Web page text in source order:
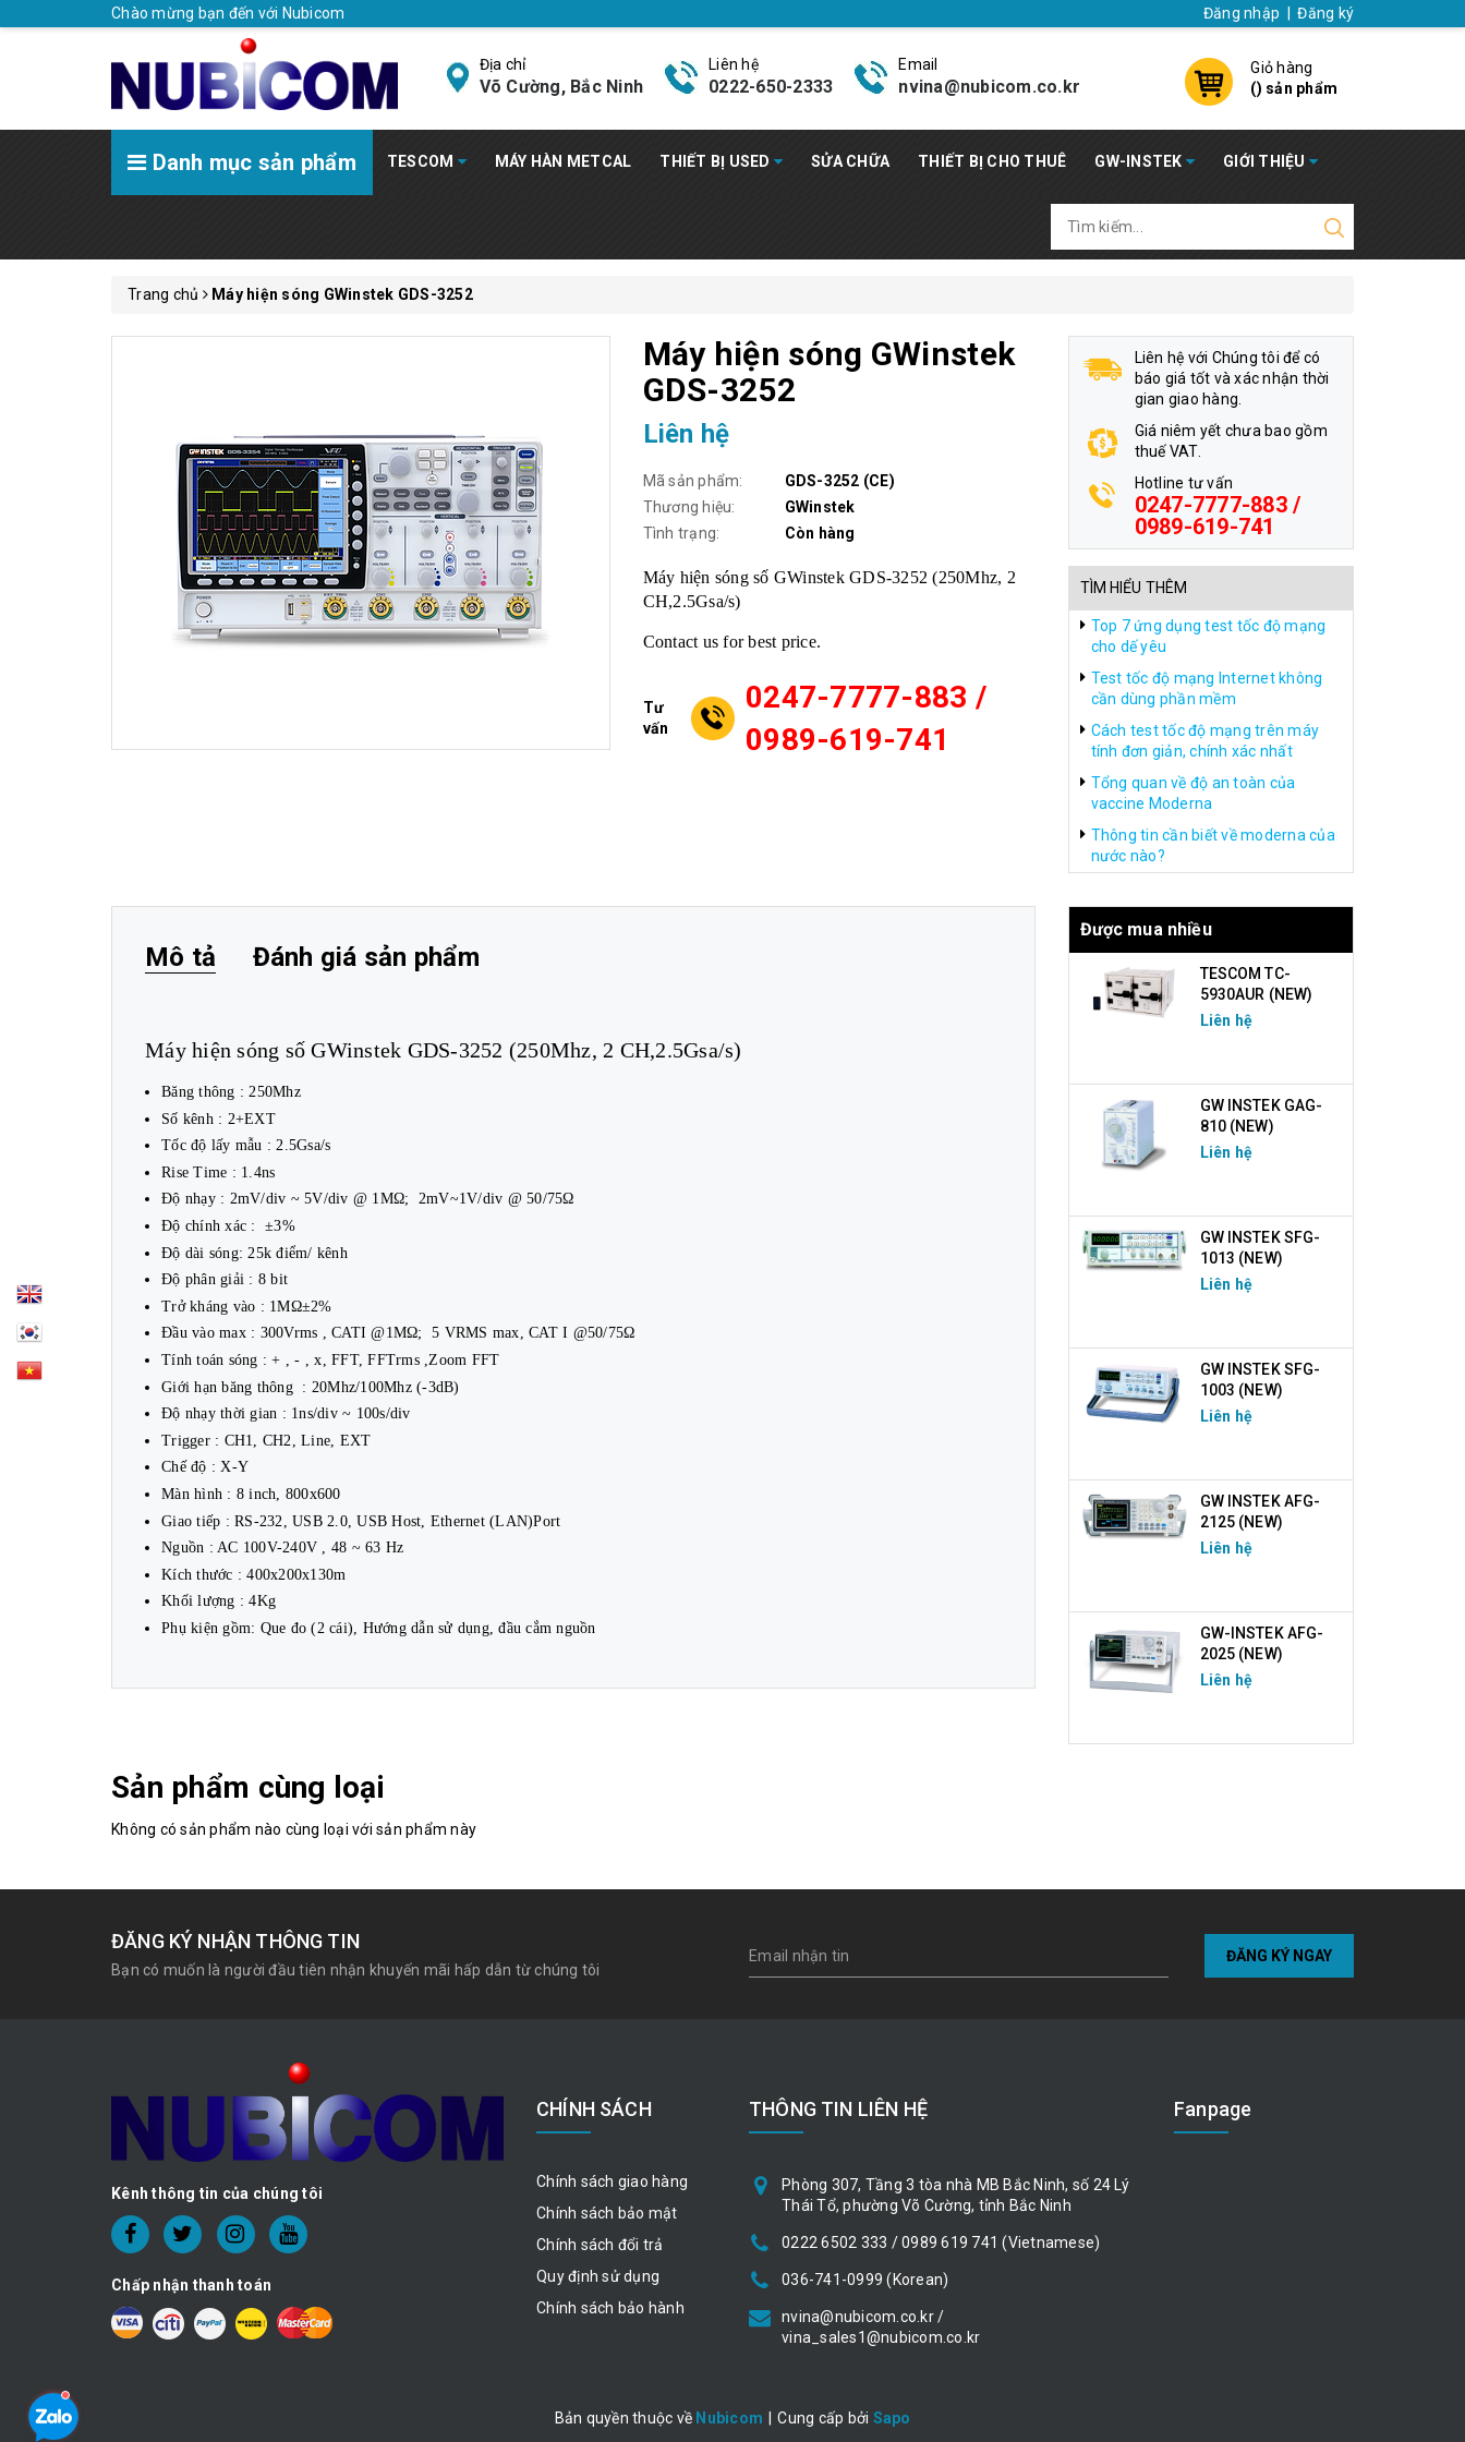
Chào mừng bạn đến với Nubicom Đăng nhập Đăng ký
Địa chỉ
Võ Cường, Bắc Ninh
Liên hệ
0222-650-2333
Email
nvina@nubicom.co.kr
Giỏ hàng
() sản phẩm
Danh mục sản phẩm TESCOM MÁY HÀN METCAL THIẾT BỊ USED SỬA CHỮA THIẾT BỊ CHO THUÊ GW-INSTEK GIỚI THIỆU
Trang chủ Máy hiện sóng GWinstek GDS-3252
Máy hiện sóng GWinstek
GDS-3252
Liên hệ
Mã sản phẩm:
GDS-3252 (CE)
Thương hiệu:
GWinstek
Tình trạng:
Còn hàng
Máy hiện sóng số GWinstek GDS-3252 (250Mhz, 2
CH,2.5Gsa/s)
Contact us for best price.
Tư
vấn
0247-7777-883 /
0989-619-741
Liên hệ với Chúng tôi để có
báo giá tốt và xác nhận thời
gian giao hàng.
Giá niêm yết chưa bao gồm
thuế VAT.
Hotline tư vấn
0247-7777-883 /
0989-619-741
TÌM HIỂU THÊM
Top 7 ứng dụng test tốc độ mạng
cho dế yêu
Test tốc độ mạng Internet không
cần dùng phần mềm
Cách test tốc độ mạng trên máy
tính đơn giản, chính xác nhất
Tổng quan về độ an toàn của
vaccine Moderna
Thông tin cần biết về moderna của
nước nào?
Mô tả Đánh giá sản phẩm
Máy hiện sóng số GWinstek GDS-3252 (250Mhz, 2 CH,2.5Gsa/s)
Băng thông : 250Mhz
Số kênh : 2+EXT
Tốc độ lấy mẫu : 2.5Gsa/s
Rise Time : 1.4ns
Độ nhạy : 2mV/div ~ 5V/div @ 1MΩ; 2mV~1V/div @ 50/75Ω
Độ chính xác : ±3%
Độ dài sóng: 25k điểm/ kênh
Độ phân giải : 8 bit
Trở kháng vào : 1MΩ±2%
Đầu vào max : 300Vrms , CATI @1MΩ; 5 VRMS max, CAT I @50/75Ω
Tính toán sóng : + , - , x, FFT, FFTrms ,Zoom FFT
Giới hạn băng thông : 20Mhz/100Mhz (-3dB)
Độ nhạy thời gian : 1ns/div ~ 100s/div
Trigger : CH1, CH2, Line, EXT
Chế độ : X-Y
Màn hình : 8 inch, 800x600
Giao tiếp : RS-232, USB 2.0, USB Host, Ethernet (LAN)Port
Nguồn : AC 100V-240V , 48 ~ 63 Hz
Kích thước : 400x200x130m
Khối lượng : 4Kg
Phụ kiện gồm: Que đo (2 cái), Hướng dẫn sử dụng, đầu cắm nguồn
Được mua nhiều
TESCOM TC-
5930AUR (NEW)
Liên hệ
GW INSTEK GAG-
810 (NEW)
Liên hệ
GW INSTEK SFG-
1013 (NEW)
Liên hệ
GW INSTEK SFG-
1003 (NEW)
Liên hệ
GW INSTEK AFG-
2125 (NEW)
Liên hệ
GW-INSTEK AFG-
2025 (NEW)
Liên hệ
Sản phẩm cùng loại
Không có sản phẩm nào cùng loại với sản phẩm này
ĐĂNG KÝ NHẬN THÔNG TIN
Bạn có muốn là người đầu tiên nhận khuyến mãi hấp dẫn từ chúng tôi
ĐĂNG KÝ NGAY
Kênh thông tin của chúng tôi
Chấp nhận thanh toán
CHÍNH SÁCH
Chính sách giao hàng
Chính sách bảo mật
Chính sách đổi trả
Quy định sử dụng
Chính sách bảo hành
THÔNG TIN LIÊN HỆ
Phòng 307, Tầng 3 tòa nhà MB Bắc Ninh, số 24 Lý
Thái Tổ, phường Võ Cường, tỉnh Bắc Ninh
0222 6502 333 / 0989 619 741 (Vietnamese)
036-741-0999 (Korean)
nvina@nubicom.co.kr /
vina_sales1@nubicom.co.kr
Fanpage
Bản quyền thuộc về Nubicom Cung cấp bởi Sapo